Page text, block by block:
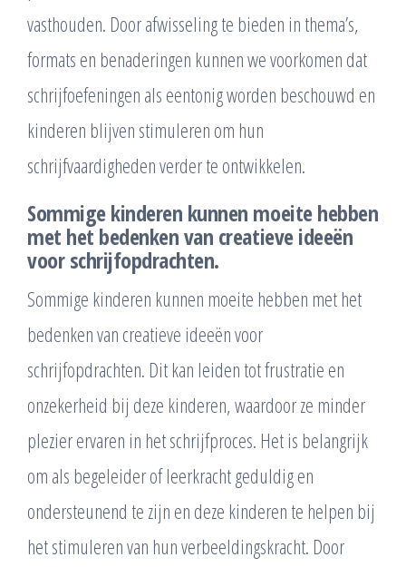
vasthouden. Door afwisseling te bieden in thema’s,
formats en benaderingen kunnen we voorkomen dat
schrijfoefeningen als eentonig worden beschouwd en
kinderen blijven stimuleren om hun
schrijfvaardigheden verder te ontwikkelen.
Sommige kinderen kunnen moeite hebben
met het bedenken van creatieve ideeën
voor schrijfopdrachten.
Sommige kinderen kunnen moeite hebben met het
bedenken van creatieve ideeën voor
schrijfopdrachten. Dit kan leiden tot frustratie en
onzekerheid bij deze kinderen, waardoor ze minder
plezier ervaren in het schrijfproces. Het is belangrijk
om als begeleider of leerkracht geduldig en
ondersteunend te zijn en deze kinderen te helpen bij
het stimuleren van hun verbeeldingskracht. Door